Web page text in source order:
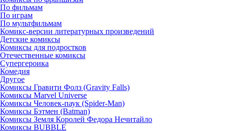
По фильмам
По играм
По мультфильмам
Комикс-версии литературных произведений
Детские комиксы
Комиксы для подростков
Отечественные комиксы
Супергероика
Комедия
Другое
Комиксы Гравити Фолз (Gravity Falls)
Комиксы Marvel Universe
Комиксы Человек-паук (Spider-Man)
Комиксы Бэтмен (Batman)
Комиксы Земля Королей Федора Нечитайло
Комиксы BUBBLE